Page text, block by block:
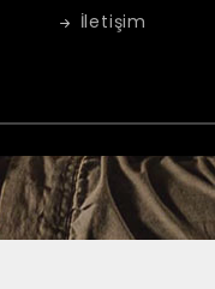
İletişim